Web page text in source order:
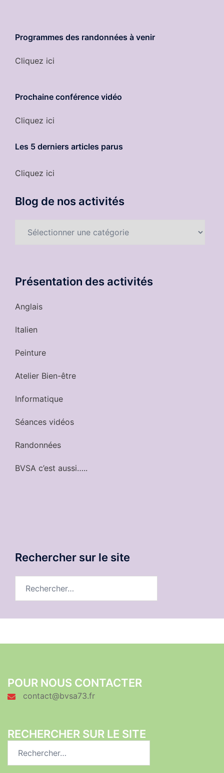
Programmes des randonnées à venir
Cliquez ici
Prochaine conférence vidéo
Cliquez ici
Les 5 derniers articles parus
Cliquez ici
Blog de nos activités
Présentation des activités
Anglais
Italien
Peinture
Atelier Bien-être
Informatique
Séances vidéos
Randonnées
BVSA c’est aussi…..
Rechercher sur le site
POUR NOUS CONTACTER
contact@bvsa73.fr
RECHERCHER SUR LE SITE